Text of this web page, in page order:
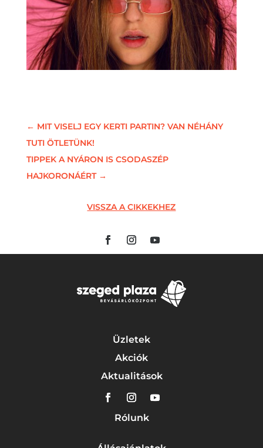
← MIT VISELJ EGY KERTI PARTIN? VAN NÉHÁNY
TUTI ÖTLETÜNK!
TIPPEK A NYÁRON IS CSODASZÉP
HAJKORONÁÉRT→
VISSZA A CIKKEKHEZ
Üzletek
Akciók
Aktualitások
Rólunk